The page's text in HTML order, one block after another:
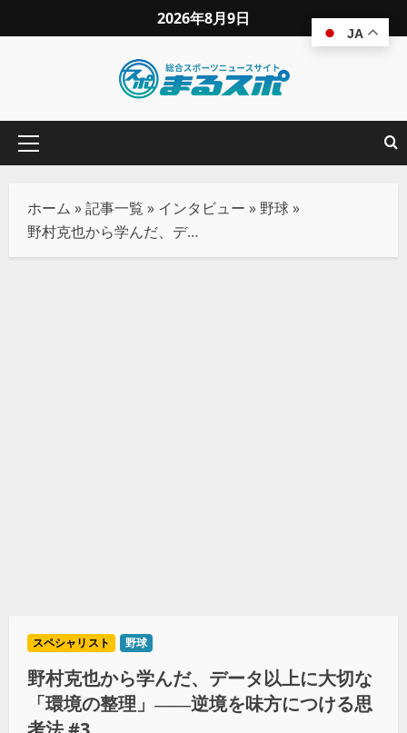
2026年8月9日
ホーム »記事一覧 » インタビュー » 野球»
野村克也から学んだ、データ以上に大切な「環境の整理」――逆境を味方につける思考法 #3
スペシャリスト 野球
野村克也から学んだ、データ以上に大切な
「環境の整理」――逆境を味方につける思
JA